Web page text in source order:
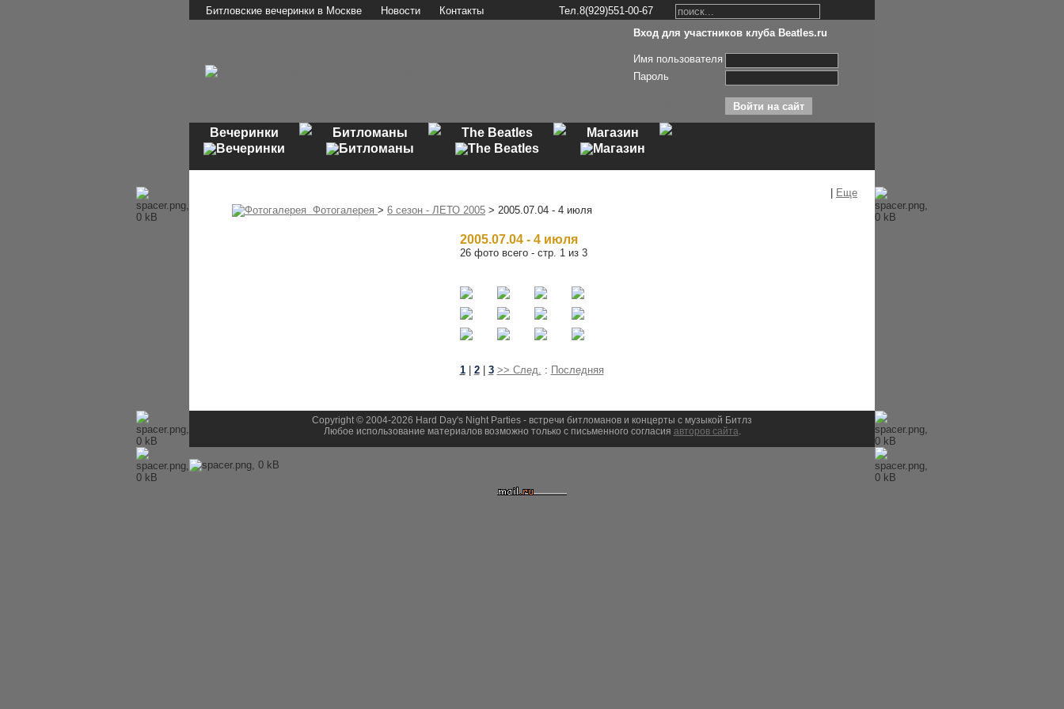
Битловские вечеринки в Москве Новости Контакты
Тел.8(929)551-00-67
Вход для участников клуба Beatles.ru
Имя пользователя
Пароль
Вечеринки Битломаны The Beatles Магазин
Еще
Фотогалерея > 6 сезон - ЛЕТО 2005 > 2005.07.04 - 4 июля
2005.07.04 - 4 июля
26 фото всего - стр. 1 из 3
1| 2| 3 >> След. : Последняя
Copyright © 2004-2026 Hard Day's Night Parties - встречи битломанов и концерты с музыкой Битлз
Любое использование материалов возможно только с письменного согласия авторов сайта.